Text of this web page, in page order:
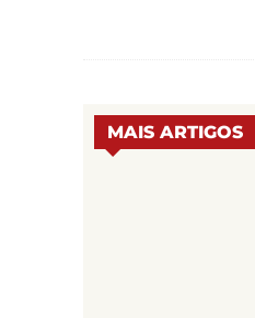
MAIS ARTIGOS